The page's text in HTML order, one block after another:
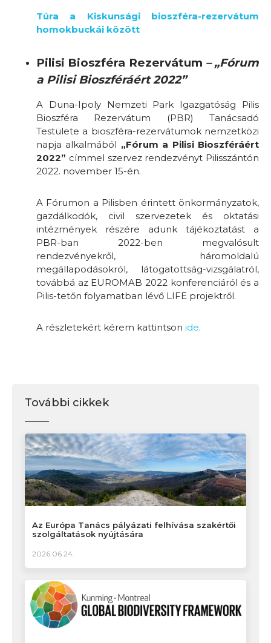
Túra a Kiskunsági bioszféra-rezervátum
homokbuckái között
Pilisi Bioszféra Rezervátum –„Fórum
a Pilisi Bioszféráért 2022”
A Duna-Ipoly Nemzeti Park Igazgatóság Pilis
Bioszféra Rezervátum (PBR) Tanácsadó
Testülete a bioszféra-rezervátumok nemzetközi
napja alkalmából „Fórum a Pilisi Bioszféráért
2022” címmel szervez rendezvényt Pilisszántón
2022. november 15-én.
A Fórumon a Pilisben érintett önkormányzatok,
gazdálkodók, civil szervezetek és oktatási
intézmények részére adunk tájékoztatást a
PBR-ban 2022-ben megvalósult
rendezvényekről, háromoldalú
megállapodásokról, látogatottság-vizsgálatról,
továbbá az EUROMAB 2022 konferenciáról és a
Pilis-tetőn folyamatban lévő LIFE projektről.
A részletekért kérem kattintson ide.
További cikkek
Az Európa Tanács pályázati felhívása szakértői
szolgáltatások nyújtására
2026.06.24.